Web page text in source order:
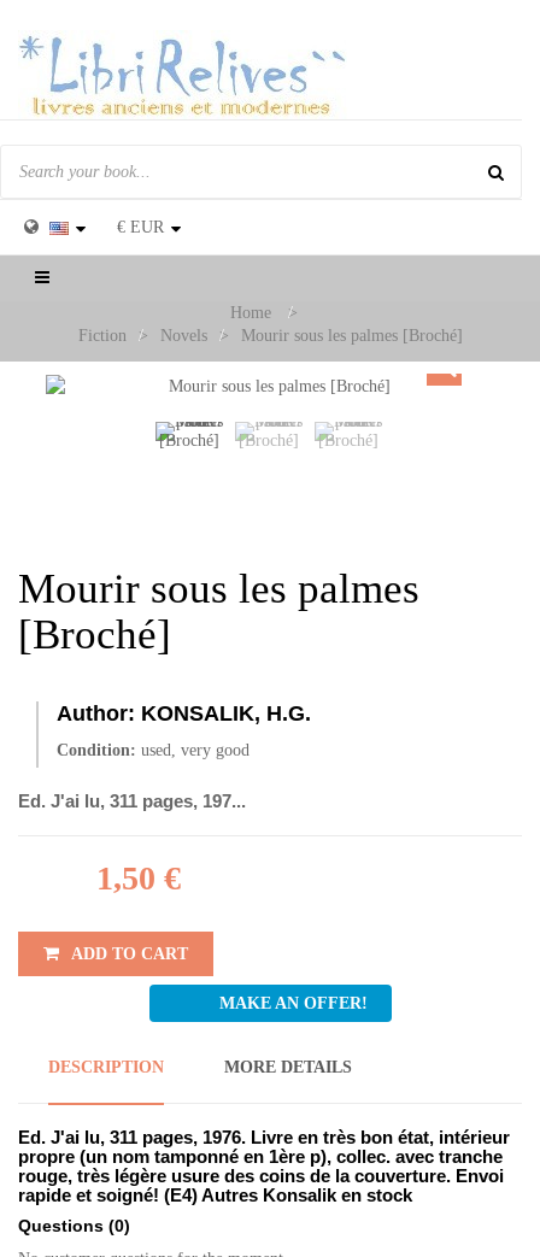
€ EUR
Toggle
Home
>
Fiction
> Novels > Mourir sous les palmes [Broché]
Mourir sous les palmes
[Broché]
Author: KONSALIK, H.G.
Condition: used, very good
Ed. J'ai lu, 311 pages, 197...
1,50 €
ADD TO CART
MAKE AN OFFER!
DESCRIPTION MORE DETAILS
Ed. J'ai lu, 311 pages, 1976. Livre en très bon état, intérieur
propre (un nom tamponné en 1ère p), collec. avec tranche
rouge, très légère usure des coins de la couverture. Envoi
rapide et soigné! (E4) Autres Konsalik en stock
Questions (0)